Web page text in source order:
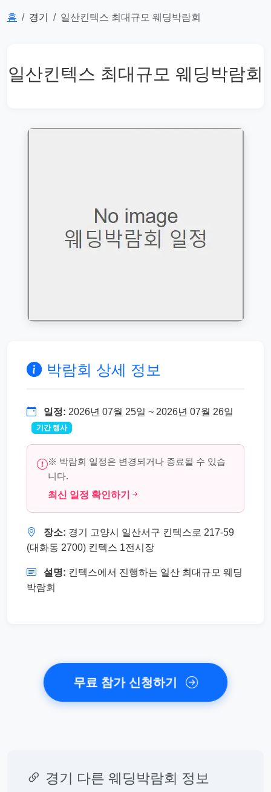
홈 경기 일산킨텍스 최대규모 웨딩박람회
일산킨텍스 최대규모 웨딩박람회
박람회 상세 정보
일정: 2026년 07월 25일 ~ 2026년 07월 26일
기간 행사
※ 박람회 일정은 변경되거나 종료될 수 있습
니다.
최신 일정 확인하기
장소: 경기 고양시 일산서구 킨텍스로 217-59
(대화동 2700) 킨텍스 1전시장
설명: 킨텍스에서 진행하는 일산 최대규모 웨딩
박람회
무료 참가 신청하기
경기 다른 웨딩박람회 정보